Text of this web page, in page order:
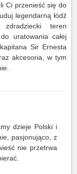
Ci przenieść się do
legendarną łódź
teren
uratowania całej
Sir Ernesta
akcesoria, w tym
dzieje Polski i
pasjonująco, z
nie przetrwa